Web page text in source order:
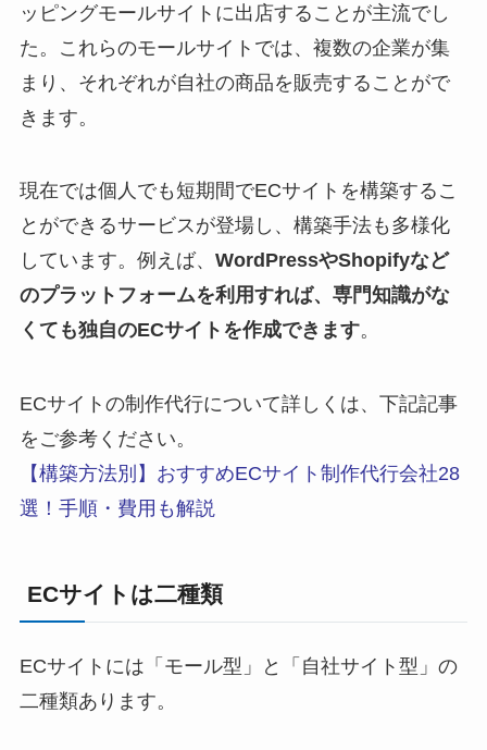
ッピングモールサイトに出店することが主流でし
た。これらのモールサイトでは、複数の企業が集
まり、それぞれが自社の商品を販売することがで
きます。
現在では個人でも短期間でECサイトを構築するこ
とができるサービスが登場し、構築手法も多様化
しています。例えば、 WordPressやShopifyなど
のプラットフォームを利用すれば、専門知識がな
くても独自のECサイトを作成できます。
ECサイトの制作代行について詳しくは、下記記事
をご参考ください。
【構築方法別】おすすめECサイト制作代行会社28
選！手順・費用も解説
ECサイトは二種類
ECサイトには「モール型」と「自社サイト型」の
二種類あります。